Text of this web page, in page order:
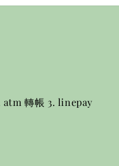
atm 轉帳 3. linepay